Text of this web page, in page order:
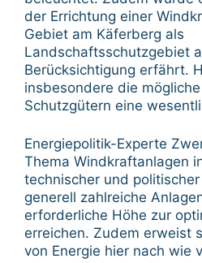
der Errichtung einer
Gebiet am Käferberg als
Landschaftsschutzgebiet
Berücksichtigung erfährt.
insbesondere die
Schutzgütern eine
Energiepolitik-Experte
Thema Windkraftanlagen
technischer und
generell zahlreiche
erforderliche Höhe zur
erreichen. Zudem erweist
von Energie hier nach wie